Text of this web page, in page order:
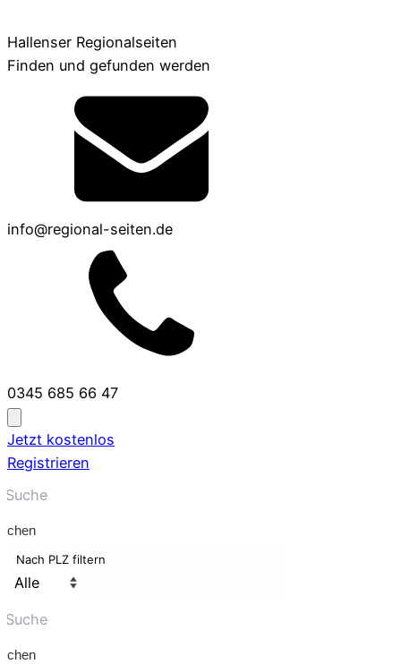
Hallenser Regionalseiten
Finden und gefunden werden
info@regional-seiten.de
0345 685 66 47
Jetzt kostenlos
Registrieren
Nach PLZ filtern